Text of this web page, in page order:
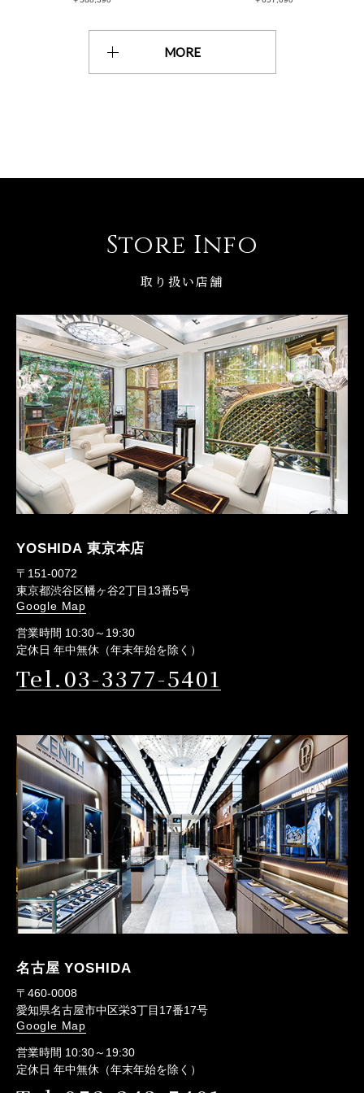
MORE
Store Info
取り扱い店舗
YOSHIDA 東京本店
〒151-0072
東京都渋谷区幡ヶ谷2丁目13番5号
Google Map
営業時間 10:30～19:30
定休日 年中無休（年末年始を除く）
Tel.03-3377-5401
名古屋 YOSHIDA
〒460-0008
愛知県名古屋市中区栄3丁目17番17号
Google Map
営業時間 10:30～19:30
定休日 年中無休（年末年始を除く）